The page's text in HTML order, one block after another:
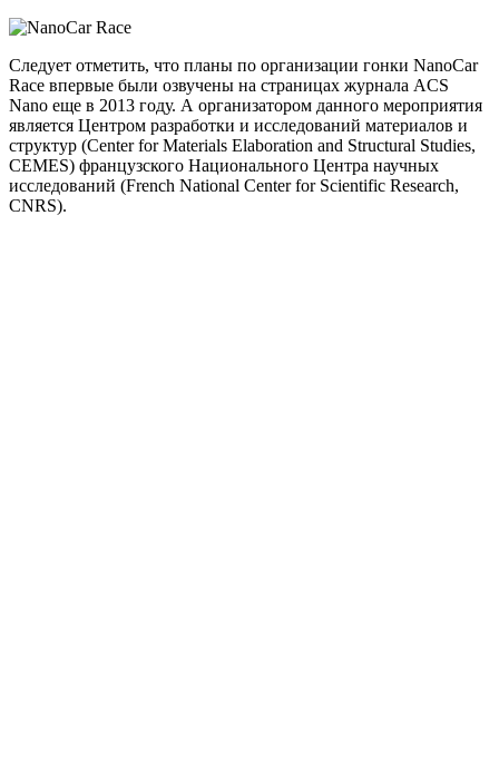
Следует отметить, что планы по организации гонки NanoCar
Race впервые были озвучены на страницах журнала ACS
Nano еще в 2013 году. А организатором данного мероприятия
является Центром разработки и исследований материалов и
структур (Center for Materials Elaboration and Structural Studies,
CEMES) французского Национального Центра научных
исследований (French National Center for Scientific Research,
CNRS).